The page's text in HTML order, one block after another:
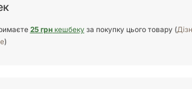
25 грнкешбекуза покупку цього товару (
)